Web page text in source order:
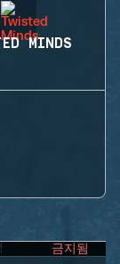
MINDS
금지됨